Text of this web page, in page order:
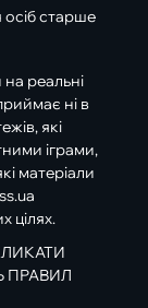
осіб старше
реальні
ні в
які
іграми,
матеріали
цілях.
ПРАВИЛ